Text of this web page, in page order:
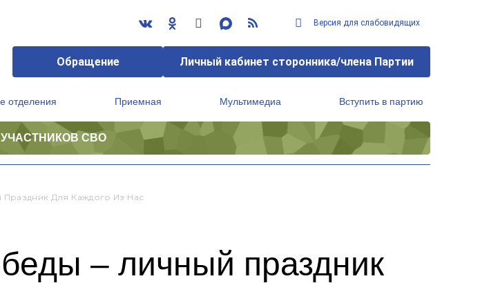
Версия для слабовидящих
Обращение Личный кабинет сторонника/члена Партии
отделения Приемная Мультимедиа Вступить в партию
СВО
Для Каждого Из Нас
– личный праздник